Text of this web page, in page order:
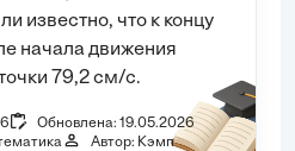
известно, что к концу
начала движения
79,2 см/с.
Обновлена: 19.05.2026
Автор: Кэмп